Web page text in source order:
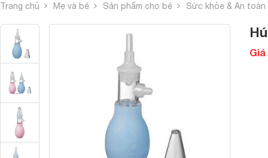
Trang chủ Mẹ và bé Sản phẩm cho bé Sức khỏe & An toàn